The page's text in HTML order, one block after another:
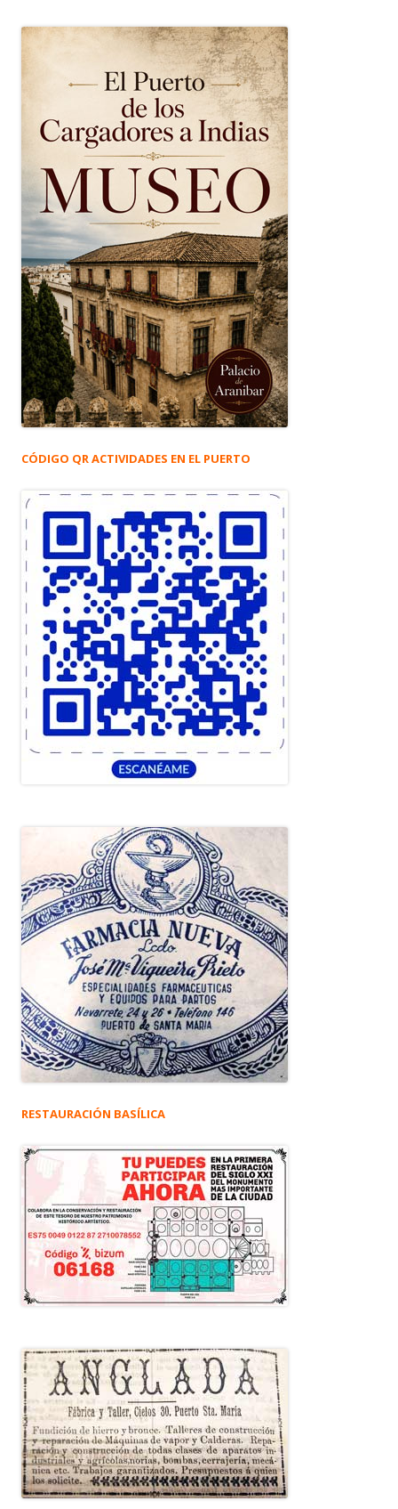
CÓDIGO QR ACTIVIDADES EN EL PUERTO
RESTAURACIÓN BASÍLICA